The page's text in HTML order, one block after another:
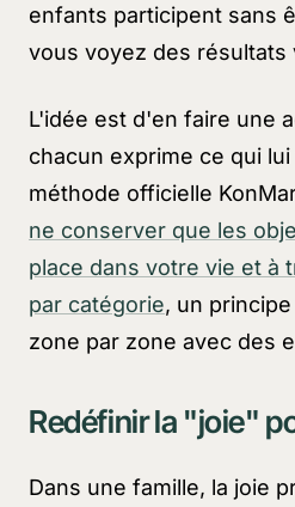
enfants participent sans
vous voyez des résultats
L'idée est d'en faire une
chacun exprime ce qui
méthode officielle
ne conserver que les
place dans votre vie et à
par catégorie, un
zone par zone avec des
Redéfinir la "joie"
Dans une famille, la joie